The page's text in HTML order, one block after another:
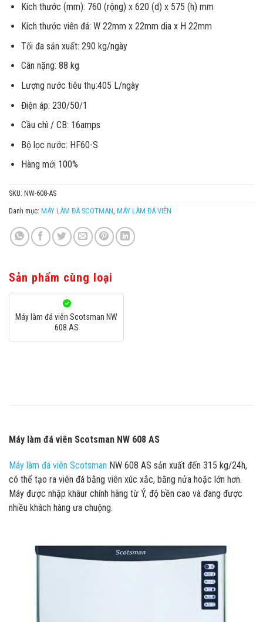
Kích thước (mm): 760 (rộng) x 620 (d) x 575 (h) mm
Kích thước viên đá: W 22mm x 22mm dia x H 22mm
Tối đa sản xuất: 290 kg/ngày
Cân nặng: 88 kg
Lượng nước tiêu thụ:405 L/ngày
Điện áp: 230/50/1
Cầu chì / CB: 16amps
Bộ lọc nước: HF60-S
Hàng mới 100%
SKU: NW-608-AS
Danh mục: MÁY LÀM ĐÁ SCOTMAN, MÁY LÀM ĐÁ VIÊN
Sản phẩm cùng loại
Máy làm đá viên Scotsman NW
608 AS
Máy làm đá viên Scotsman NW 608 AS
Máy làm đá viên Scotsman NW 608 AS sản xuất đến 315 kg/24h,
có thể tạo ra viên đá bằng viên xúc xắc, bằng nửa hoặc lớn hơn.
Máy được nhập khâur chính hãng từ Ý, độ bền cao và đang được
nhiều khách hàng ưa chuộng.